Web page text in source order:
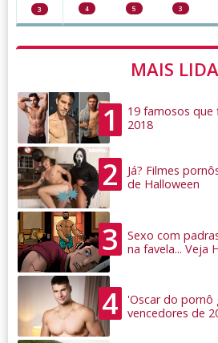
3 4 5 3
MAIS
1
19 famosos que
2018
2
Já? Filmes
de Halloween
3
Sexo com
na favela... Veja
4
'Oscar do pornô
vencedores de